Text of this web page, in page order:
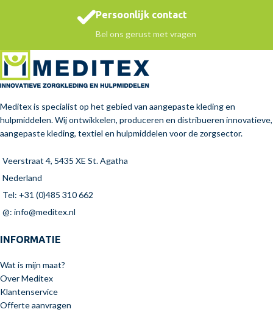
Persoonlijk contact
Bel ons gerust met vragen
Meditex is specialist op het gebied van aangepaste kleding en
hulpmiddelen. Wij ontwikkelen, produceren en distribueren innovatieve,
aangepaste kleding, textiel en hulpmiddelen voor de zorgsector.
Veerstraat 4, 5435 XE St. Agatha
Nederland
Tel: +31 (0)485 310 662
@: info@meditex.nl
INFORMATIE
Wat is mijn maat?
Over Meditex
Klantenservice
Offerte aanvragen